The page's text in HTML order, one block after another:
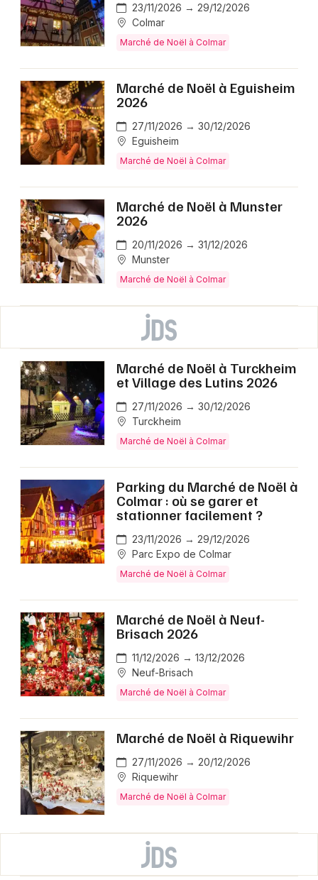
23/11/2026 → 29/12/2026
Colmar
Marché de Noël à Colmar
Marché de Noël à Eguisheim
2026
27/11/2026 → 30/12/2026
Eguisheim
Marché de Noël à Colmar
Marché de Noël à Munster
2026
20/11/2026 → 31/12/2026
Munster
Marché de Noël à Colmar
Marché de Noël à Turckheim
et Village des Lutins 2026
27/11/2026 → 30/12/2026
Turckheim
Marché de Noël à Colmar
Parking du Marché de Noël à
Colmar : où se garer et
stationner facilement ?
23/11/2026 → 29/12/2026
Parc Expo de Colmar
Marché de Noël à Colmar
Marché de Noël à Neuf-
Brisach 2026
11/12/2026 → 13/12/2026
Neuf-Brisach
Marché de Noël à Colmar
Marché de Noël à Riquewihr
27/11/2026 → 20/12/2026
Riquewihr
Marché de Noël à Colmar